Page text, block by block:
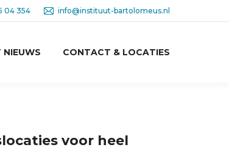
04 354 info@instituut-bartolomeus.nl
NIEUWS CONTACT & LOCATIES
voor heel